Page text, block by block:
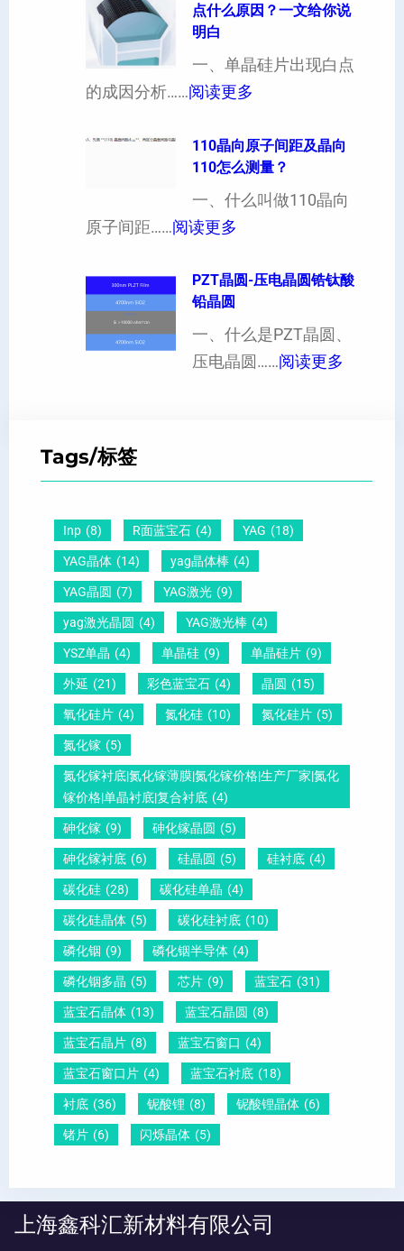
定
制
（
也
以
定
超
薄
硅
）
晶
向
各
向
度
响
点什么原因？一文给你说
明白
一、单晶硅片出现白点
的成因分析……阅读更多
晶
硅
片
白
或
者
因
？
给
你
说
明
110晶向原子间距及晶向
110怎么测量？
一、什么叫做110晶向
原子间距……阅读更多
1
晶
向
晶
向
1
1
0
怎
？
PZT晶圆-压电晶圆锆钛酸
铅晶圆
一、什么是PZT晶圆、
压电晶圆……阅读更多
晶
Tags/标签
Inp (8) R面蓝宝石 (4) YAG (18)
YAG晶体 (14) yag晶体棒 (4)
YAG晶圆 (7) YAG激光 (9)
yag激光晶圆 (4) YAG激光棒 (4)
YSZ单晶 (4) 单晶硅 (9) 单晶硅片 (9)
外延 (21) 彩色蓝宝石 (4) 晶圆 (15)
氧化硅片 (4) 氮化硅 (10) 氮化硅片 (5)
氮化镓 (5)
氮化镓衬底|氮化镓薄膜|氮化镓价格|生产厂家|氮化
镓价格|单晶衬底|复合衬底 (4)
砷化镓 (9) 砷化镓晶圆 (5)
砷化镓衬底 (6) 硅晶圆 (5) 硅衬底 (4)
碳化硅 (28) 碳化硅单晶 (4)
碳化硅晶体 (5) 碳化硅衬底 (10)
磷化铟 (9) 磷化铟半导体 (4)
磷化铟多晶 (5) 芯片 (9) 蓝宝石 (31)
蓝宝石晶体 (13) 蓝宝石晶圆 (8)
蓝宝石晶片 (8) 蓝宝石窗口 (4)
蓝宝石窗口片 (4) 蓝宝石衬底 (18)
衬底 (36) 铌酸锂 (8) 铌酸锂晶体 (6)
锗片 (6) 闪烁晶体 (5)
上海鑫科汇新材料有限公司